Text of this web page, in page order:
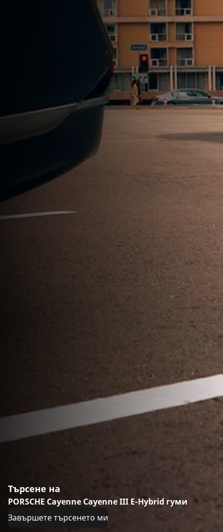
Търсене на
PORSCHE Cayenne Cayenne III E-Hybrid гуми
Завършете търсенето ми